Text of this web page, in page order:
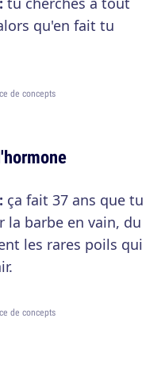
qu'en fait tu
de concepts
ça fait 37 ans que tu
la barbe en vain, du
les rares poils qui
de concepts